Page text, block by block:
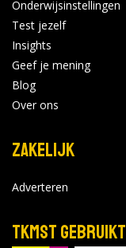
0 opleidingen
Grafisch
0 opleidingen
Gelders
Onderwijsinstellingen
Test jezelf
Insights
Geef je mening
Blog
Over ons
Zakelijk
Adverteren
TKMST